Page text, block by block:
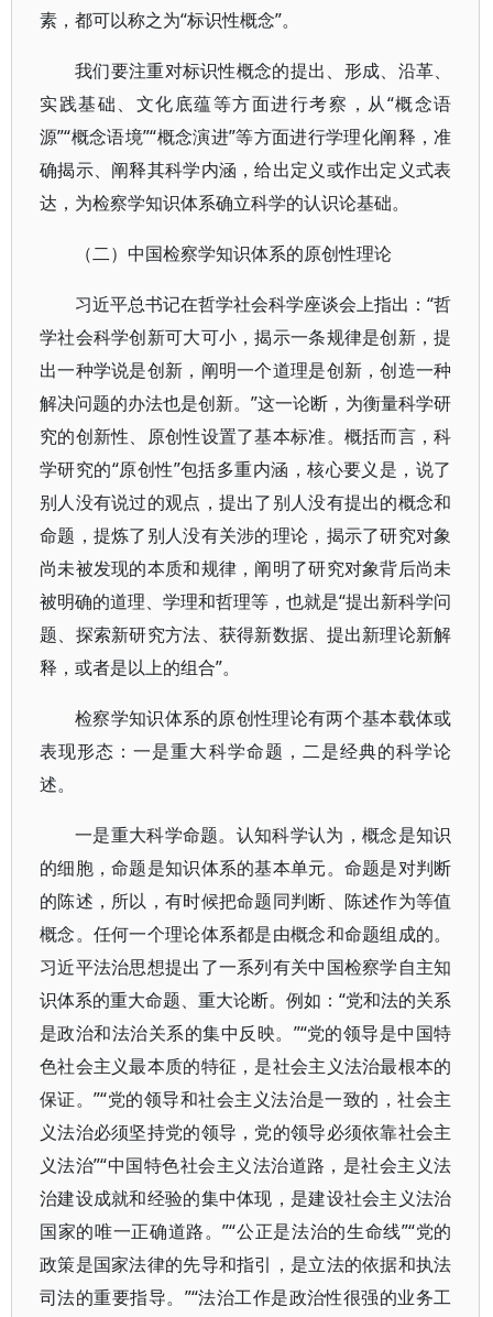
素，都可以称之为“标识性概念”。
我们要注重对标识性概念的提出、形成、沿革、
实践基础、文化底蕴等方面进行考察，从“概念语
源”“概念语境”“概念演进”等方面进行学理化阐释，准
确揭示、阐释其科学内涵，给出定义或作出定义式表
达，为检察学知识体系确立科学的认识论基础。
（二）中国检察学知识体系的原创性理论
习近平总书记在哲学社会科学座谈会上指出：“哲
学社会科学创新可大可小，揭示一条规律是创新，提
出一种学说是创新，阐明一个道理是创新，创造一种
解决问题的办法也是创新。”这一论断，为衡量科学研
究的创新性、原创性设置了基本标准。概括而言，科
学研究的“原创性”包括多重内涵，核心要义是，说了
别人没有说过的观点，提出了别人没有提出的概念和
命题，提炼了别人没有关涉的理论，揭示了研究对象
尚未被发现的本质和规律，阐明了研究对象背后尚未
被明确的道理、学理和哲理等，也就是“提出新科学问
题、探索新研究方法、获得新数据、提出新理论新解
释，或者是以上的组合”。
检察学知识体系的原创性理论有两个基本载体或
表现形态：一是重大科学命题，二是经典的科学论
述。
一是重大科学命题。认知科学认为，概念是知识
的细胞，命题是知识体系的基本单元。命题是对判断
的陈述，所以，有时候把命题同判断、陈述作为等值
概念。任何一个理论体系都是由概念和命题组成的。
习近平法治思想提出了一系列有关中国检察学自主知
识体系的重大命题、重大论断。例如：“党和法的关系
是政治和法治关系的集中反映。”“党的领导是中国特
色社会主义最本质的特征，是社会主义法治最根本的
保证。”“党的领导和社会主义法治是一致的，社会主
义法治必须坚持党的领导，党的领导必须依靠社会主
义法治”“中国特色社会主义法治道路，是社会主义法
治建设成就和经验的集中体现，是建设社会主义法治
国家的唯一正确道路。”“公正是法治的生命线”“党的
政策是国家法律的先导和指引，是立法的依据和执法
司法的重要指导。”“法治工作是政治性很强的业务工